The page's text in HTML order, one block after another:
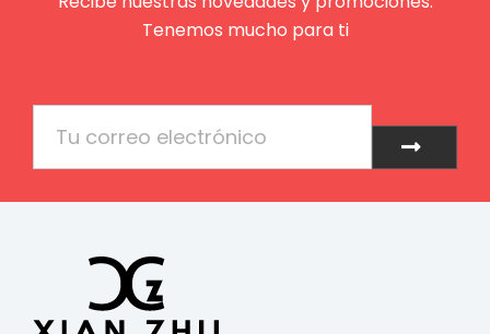
Tenemos mucho para ti
Enviar